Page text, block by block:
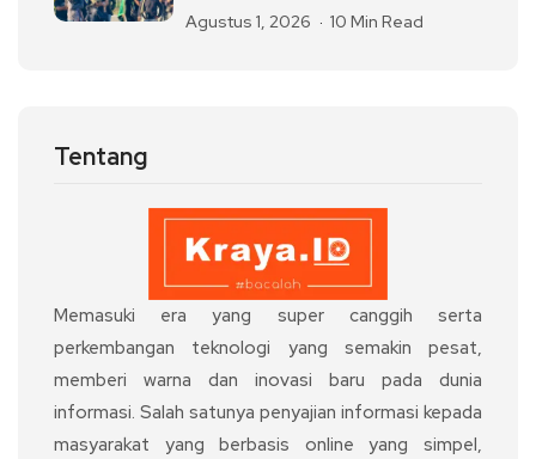
Agustus 1, 2026 10 Min Read
Tentang
Memasuki era yang super canggih serta
perkembangan teknologi yang semakin pesat,
memberi warna dan inovasi baru pada dunia
informasi. Salah satunya penyajian informasi kepada
masyarakat yang berbasis online yang simpel,